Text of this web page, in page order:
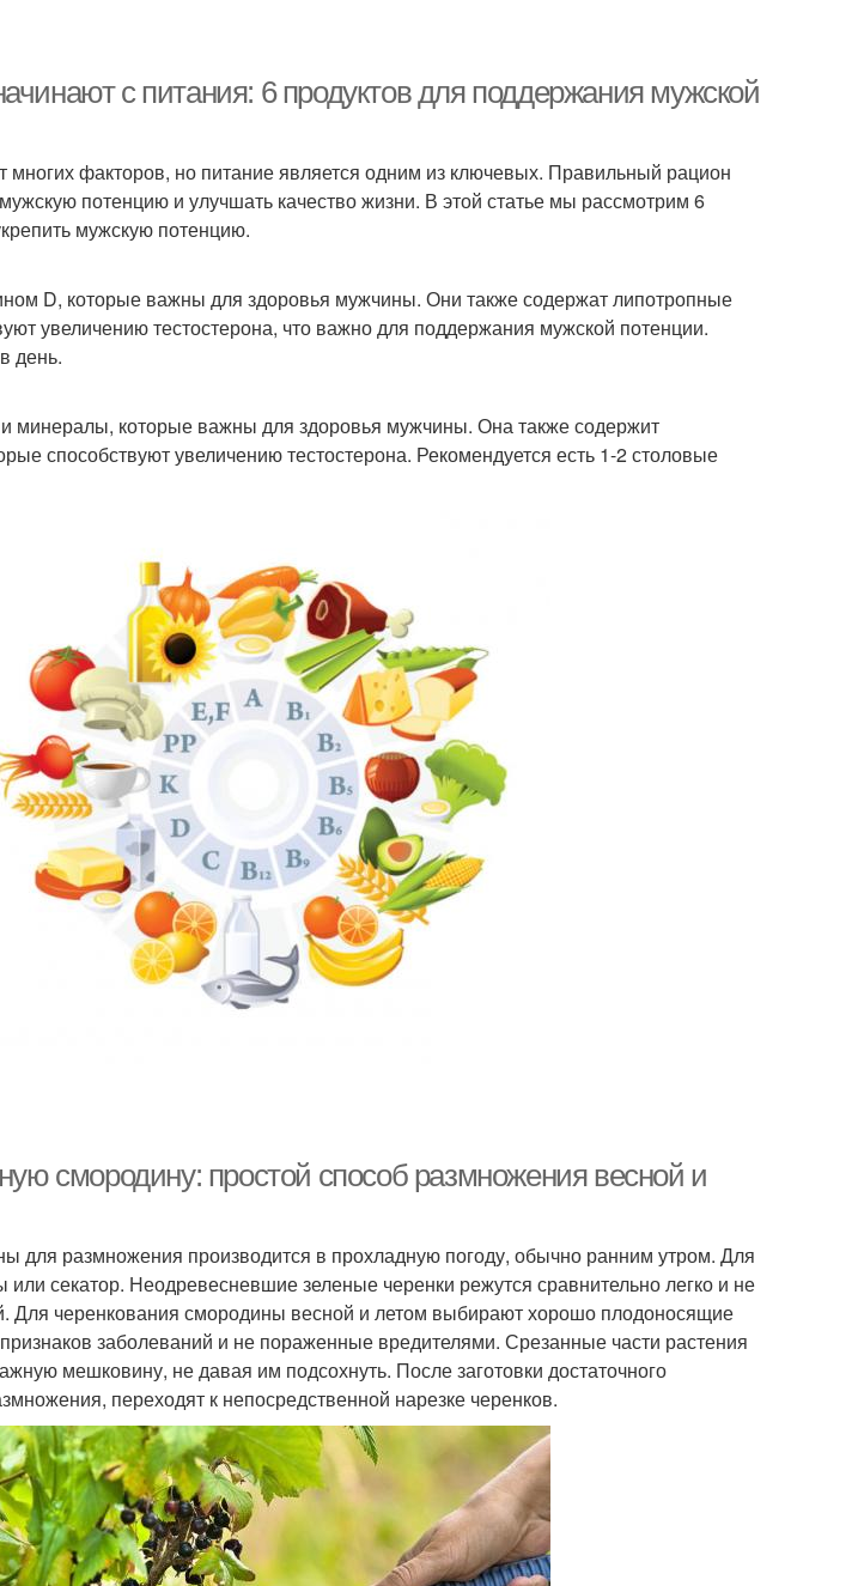
с питания: 6 продуктов для поддержания мужской
многих факторов, но питание является одним из ключевых. Правильный рацион
потенцию и улучшать качество жизни. В этой статье мы рассмотрим 6
мужскую потенцию.
D, которые важны для здоровья мужчины. Они также содержат липотропные
увеличению тестостерона, что важно для поддержания мужской потенции.
день.
минералы, которые важны для здоровья мужчины. Она также содержит
способствуют увеличению тестостерона. Рекомендуется есть 1-2 столовые
смородину: простой способ размножения весной и
для размножения производится в прохладную погоду, обычно ранним утром. Для
секатор. Неодревесневшие зеленые черенки режутся сравнительно легко и не
Для черенкования смородины весной и летом выбирают хорошо плодоносящие
заболеваний и не пораженные вредителями. Срезанные части растения
мешковину, не давая им подсохнуть. После заготовки достаточного
переходят к непосредственной нарезке черенков.